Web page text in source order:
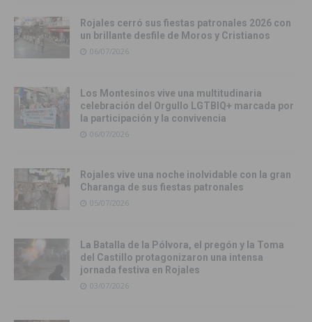
Rojales cerró sus fiestas patronales 2026 con
un brillante desfile de Moros y Cristianos
06/07/2026
Los Montesinos vive una multitudinaria
celebración del Orgullo LGTBIQ+ marcada por
la participación y la convivencia
06/07/2026
Rojales vive una noche inolvidable con la gran
Charanga de sus fiestas patronales
05/07/2026
La Batalla de la Pólvora, el pregón y la Toma
del Castillo protagonizaron una intensa
jornada festiva en Rojales
03/07/2026